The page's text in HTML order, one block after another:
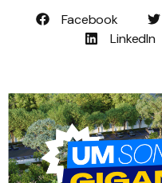
Facebook
LinkedIn